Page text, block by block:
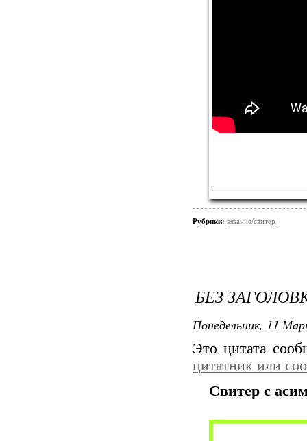
Рубрики: вязание/свитер
БЕЗ
Понедельник, 11
Это цитата
цитатник или
Свитер с